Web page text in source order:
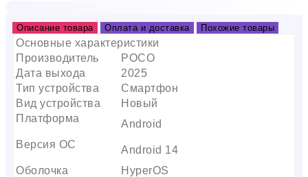
Описание товара Оплата и доставка Похожие товары
Основные характеристики
Производитель
POCO
Дата выхода
2025
Тип устройства
Смартфон
Вид устройства
Новый
Платформа
Android
Версия ОС
Android 14
Оболочка
HyperOS